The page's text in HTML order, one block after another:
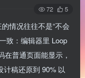
72 5
情况往往不是“不会
致：编辑器里 Loop
普通页面能显示，
计稿还原到 90% 以